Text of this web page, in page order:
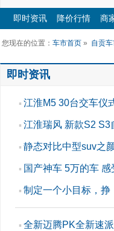
即时资讯 降价行情 商
您现在的位置： 车市首页 » 自贡
即时资讯
▪ 江淮M5 30台交车仪
▪ 江淮瑞风 新款S2 S3
▪ 静态对比中型suv之
▪ 国产神车 5万的车
▪ 制定一个小目标，挣
▪ 全新迈腾PK全新速